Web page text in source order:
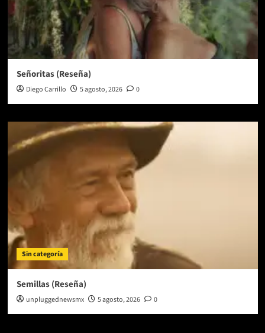
Señoritas (Reseña)
Diego Carrillo 5 agosto, 2026 0
Sin categoría
Semillas (Reseña)
unpluggednewsmx 5 agosto, 2026 0